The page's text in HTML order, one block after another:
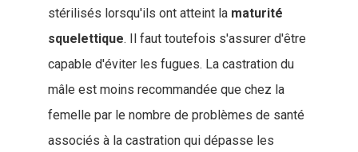
stérilisés lorsqu'ils ont atteint la maturité
squelettique. Il faut toutefois s'assurer d'être
capable d'éviter les fugues. La castration du
mâle est moins recommandée que chez la
femelle par le nombre de problèmes de santé
associés à la castration qui dépasse les